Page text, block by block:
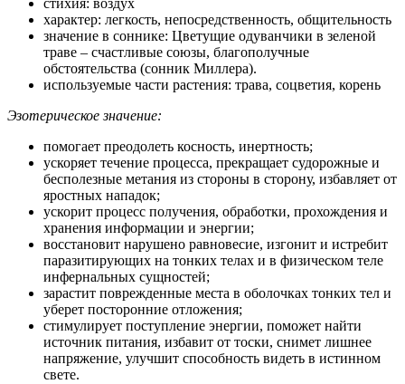
стихия: воздух
характер: легкость, непосредственность, общительность
значение в соннике: Цветущие одуванчики в зеленой
траве – счастливые союзы, благополучные
обстоятельства (сонник Миллера).
используемые части растения: трава, соцветия, корень
Эзотерическое значение:
помогает преодолеть косность, инертность;
ускоряет течение процесса, прекращает судорожные и
бесполезные метания из стороны в сторону, избавляет от
яростных нападок;
ускорит процесс получения, обработки, прохождения и
хранения информации и энергии;
восстановит нарушено равновесие, изгонит и истребит
паразитирующих на тонких телах и в физическом теле
инфернальных сущностей;
зарастит поврежденные места в оболочках тонких тел и
уберет посторонние отложения;
стимулирует поступление энергии, поможет найти
источник питания, избавит от тоски, снимет лишнее
напряжение, улучшит способность видеть в истинном
свете.